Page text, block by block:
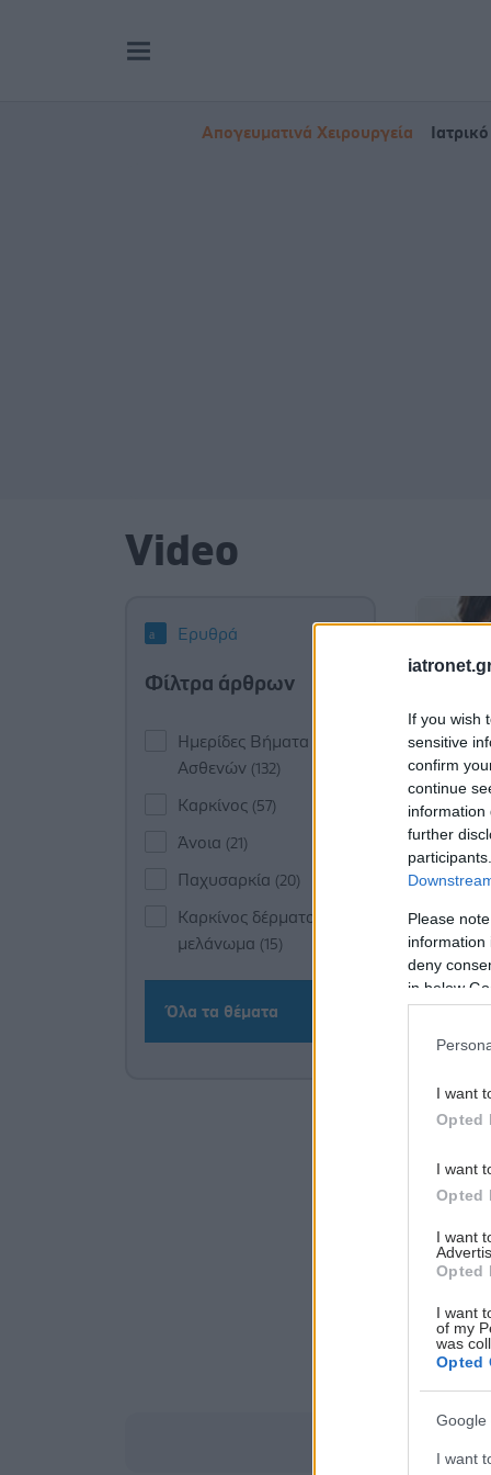
If you wish
sensitive
confirm
continue
information
further
Please
information
deny
in below
I want
Opted
I want
Opted
I want
Opted
I want
of my
was
Opted
Google
I want
Απογευματινά Χειρουργεία
Video
Ερυθρά
Φίλτρα άρθρων
Ημερίδες Βήματα
Ασθενών (132)
Καρκίνος (57)
Άνοια (21)
Παχυσαρκία (20)
Καρκίνος δέρματος -
μελάνωμα (15)
Όλα τα θέματα